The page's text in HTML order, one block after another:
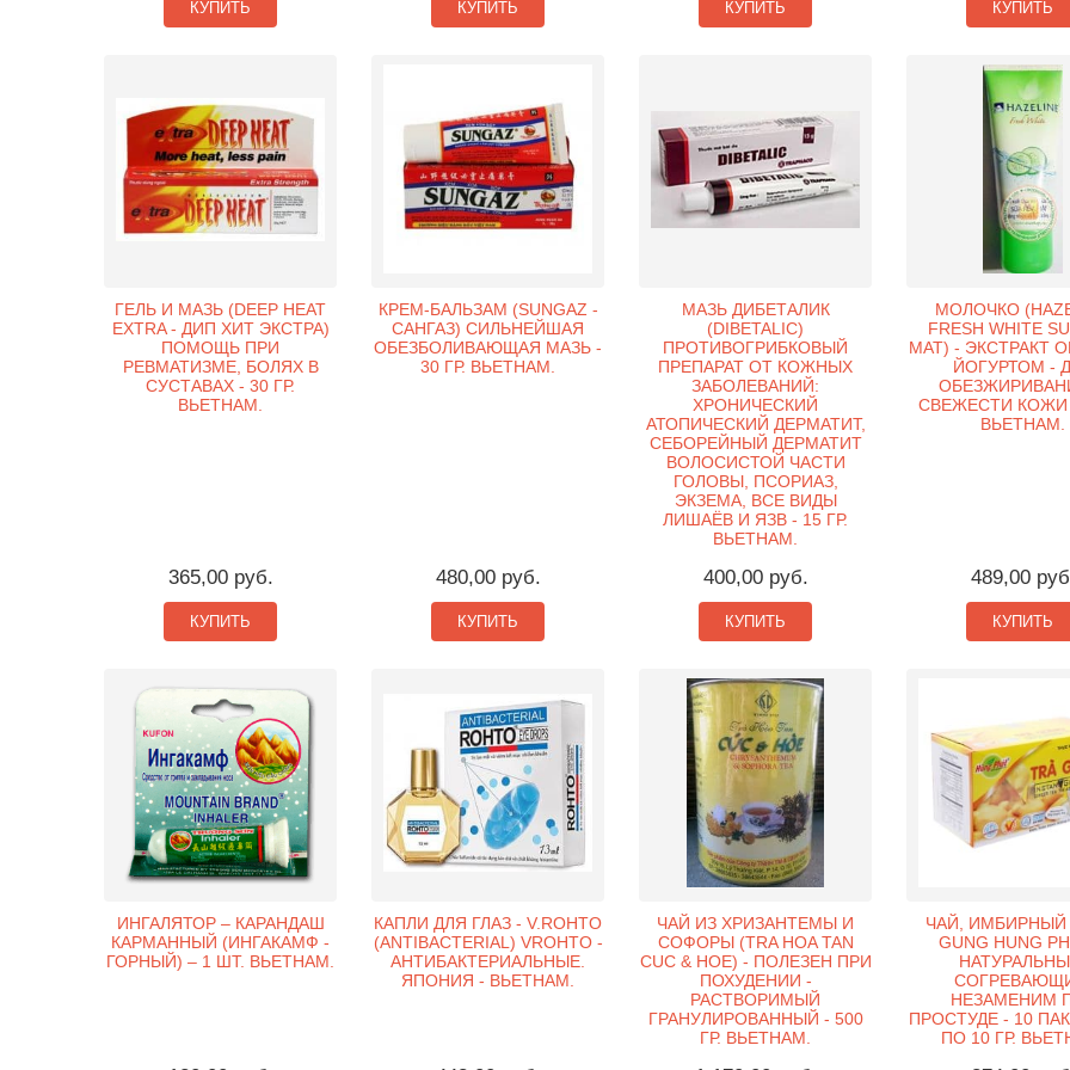
КУПИТЬ КУПИТЬ КУПИТЬ КУПИТЬ
ГЕЛЬ И МАЗЬ (DEEP HEAT
EXTRA - ДИП ХИТ ЭКСТРА)
ПОМОЩЬ ПРИ
РЕВМАТИЗМЕ, БОЛЯХ В
СУСТАВАХ - 30 ГР.
ВЬЕТНАМ.
365,00 руб.
КУПИТЬ
КРЕМ-БАЛЬЗАМ (SUNGAZ -
САНГАЗ) СИЛЬНЕЙШАЯ
ОБЕЗБОЛИВАЮЩАЯ МАЗЬ -
30 ГР. ВЬЕТНАМ.
480,00 руб.
КУПИТЬ
МАЗЬ ДИБЕТАЛИК
(DIBETALIC)
ПРОТИВОГРИБКОВЫЙ
ПРЕПАРАТ ОТ КОЖНЫХ
ЗАБОЛЕВАНИЙ:
ХРОНИЧЕСКИЙ
АТОПИЧЕСКИЙ ДЕРМАТИТ,
СЕБОРЕЙНЫЙ ДЕРМАТИТ
ВОЛОСИСТОЙ ЧАСТИ
ГОЛОВЫ, ПСОРИАЗ,
ЭКЗЕМА, ВСЕ ВИДЫ
ЛИШАЁВ И ЯЗВ - 15 ГР.
ВЬЕТНАМ.
400,00 руб.
КУПИТЬ
МОЛОЧКО
FRESH WHITE
MAT) - ЭКСТРАКТ
ЙОГУРТОМ -
СВЕЖЕСТИ КОЖИ
ВЬЕТНАМ.
489,00
КУПИТЬ
ИНГАЛЯТОР – КАРАНДАШ
КАРМАННЫЙ (ИНГАКАМФ -
ГОРНЫЙ) – 1 ШТ. ВЬЕТНАМ.
КАПЛИ ДЛЯ ГЛАЗ - V.ROHTO
(ANTIBACTERIAL) VROHTO -
АНТИБАКТЕРИАЛЬНЫЕ.
ЯПОНИЯ - ВЬЕТНАМ.
ЧАЙ ИЗ ХРИЗАНТЕМЫ И
СОФОРЫ (TRA HOA TAN
CUC & HOE) - ПОЛЕЗЕН ПРИ
ПОХУДЕНИИ -
РАСТВОРИМЫЙ
ГРАНУЛИРОВАННЫЙ - 500
ГР. ВЬЕТНАМ.
ЧАЙ, ИМБИРНЫЙ
GUNG HUNG
НЕЗАМЕНИМ
ПРОСТУДЕ - 10
ПО 10 ГР.